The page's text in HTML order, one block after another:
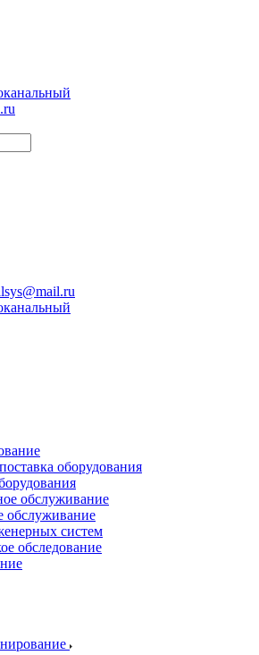
оборудования
обслуживание
обслуживание
систем
обследование